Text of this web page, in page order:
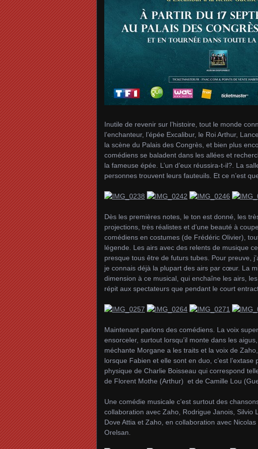
Inutile de revenir sur l’histoire, tout le monde
l’enchanteur, l’épée Excalibur, le Roi Arthur,
la scène du Palais des Congrès, et bien plus
comédiens se baladent dans les allées et
la fameuse épée. L’un d’eux réussira-t-il?. La
personnes trouvent leurs fauteuils. Et ce n’est
Dès les premières notes, le ton est donné, les
projections, très réalistes et d’une beauté à
comédiens en costumes (de Frédéric Olivier),
légende. Les airs avec des relents de musique
presque tous être de futurs tubes. Pour preuve,
je connais déjà la plupart des airs par cœur. La
dimension à ce musical, qui enchaîne les airs,
répit aux spectateurs que pendant le court
Maintenant parlons des comédiens. La voix
ensorceler, surtout lorsqu’il monte dans les
méchante Morgane a les traits et la voix de
lorsque Fabien et elle sont en duo, c’est
physique de Charlie Boisseau qui correspond
de Florent Mothe (Arthur) et de Camille Lou
Une comédie musicale c’est surtout des
collaboration avec Zaho, Rodrigue Janois,
Dove Attia et Zaho, en collaboration avec
Orelsan.